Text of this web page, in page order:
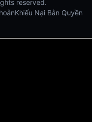
reserved.
Khiếu Nại Bản Quyền